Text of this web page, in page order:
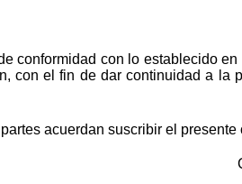
conformidad con lo establecido
con el fin de dar continuidad a la
acuerdan suscribir el